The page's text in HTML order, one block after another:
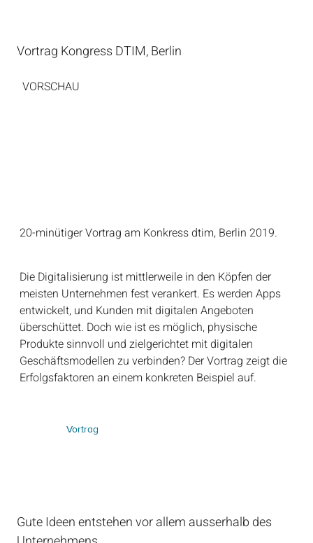
Vortrag
Vortrag Kongress DTIM, Berlin
20-minütiger Vortrag am Konkress dtim, Berlin 2019.
Die Digitalisierung ist mittlerweile in den Köpfen der
meisten Unternehmen fest verankert. Es werden Apps
entwickelt, und Kunden mit digitalen Angeboten
überschüttet. Doch wie ist es möglich, physische
Produkte sinnvoll und zielgerichtet mit digitalen
Geschäftsmodellen zu verbinden? Der Vortrag zeigt die
Erfolgsfaktoren an einem konkreten Beispiel auf.
VORSCHAU
Gute Ideen entstehen vor allem ausserhalb des